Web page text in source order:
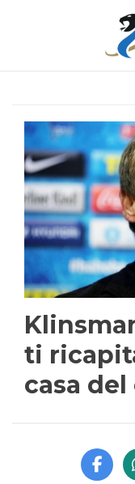
ti
casa